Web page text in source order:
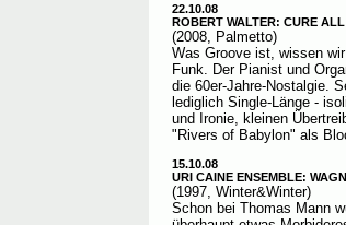
22.10.08
ROBERT WALTER: CURE ALL
(2008, Palmetto)
Was Groove ist, wissen
Funk. Der Pianist und
die 60er-Jahre-Nostalgie.
lediglich Single-Länge -
und Ironie, kleinen
"Rivers of Babylon" als
15.10.08
URI CAINE ENSEMBLE:
(1997, Winter&Winter)
Schon bei Thomas Mann